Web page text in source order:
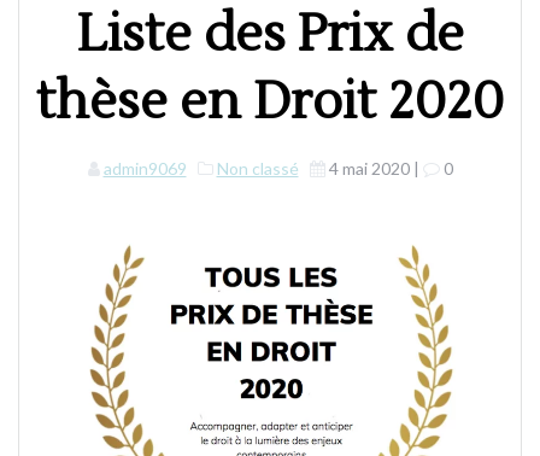
Liste des Prix de
thèse en Droit 2020
admin9069 Non classé 4 mai 2020| 0